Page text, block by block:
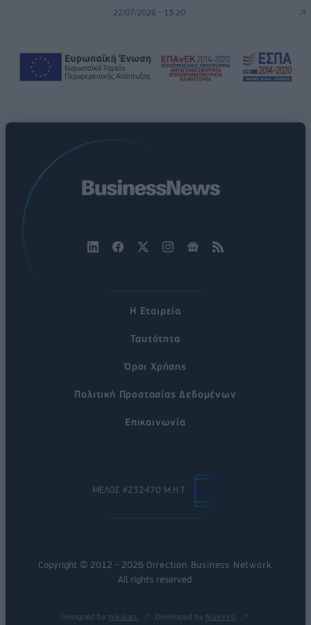
22/07/2026 - 13:20
Η Εταιρεία
Ταυτότητα
Όροι Χρήσης
Πολιτική Προστασίας Δεδομένων
Επικοινωνία
ΜΕΛΟΣ #232470 Μ.Η.Τ.
Copyright © 2012 - 2026 Direction Business Network
All rights reserved.
Designed by nikolas Developed by Nuevvo